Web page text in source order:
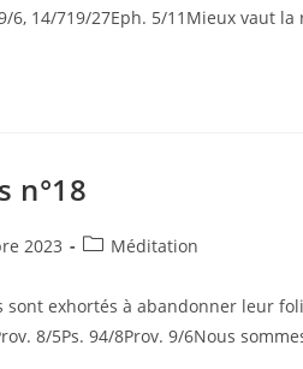
6, 14/719/27Eph. 5/11Mieux vaut
n°18
2023 Méditation
sont exhortés à abandonner leur
8/5Ps. 94/8Prov. 9/6Nous